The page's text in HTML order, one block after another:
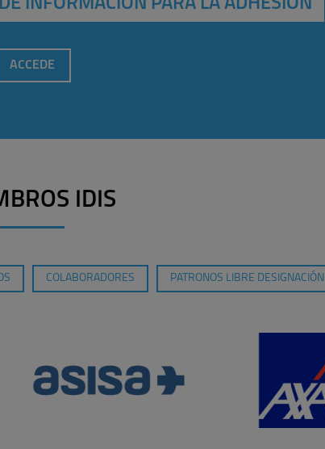
INFORMACIÓN PARA LA ADHESIÓN
ACCEDE
IDIS
COLABORADORES PATRONOS LIBRE DESIGNACIÓN